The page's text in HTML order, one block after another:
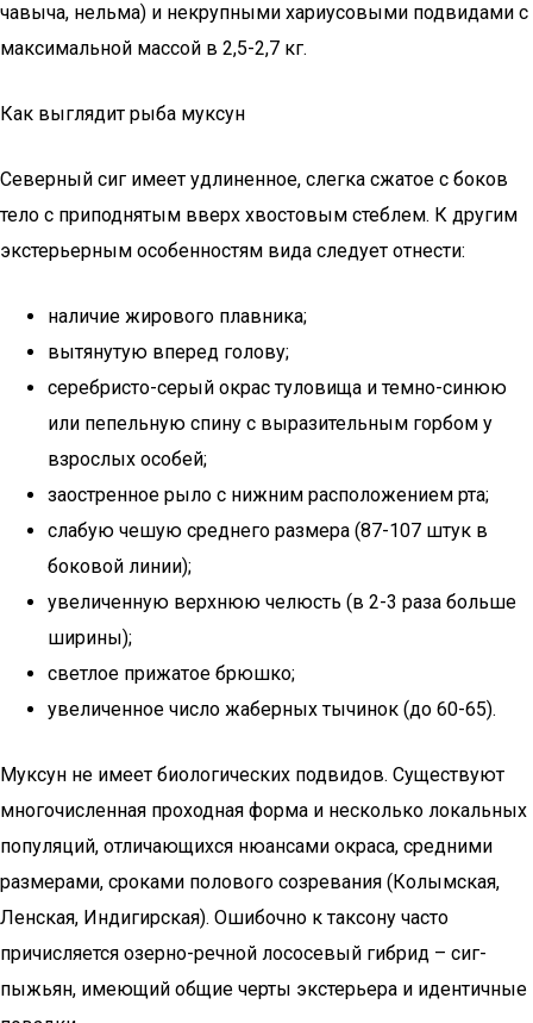
чавыча, нельма) и некрупными хариусовыми подвидами с
максимальной массой в 2,5-2,7 кг.
Как выглядит рыба муксун
Северный сиг имеет удлиненное, слегка сжатое с боков
тело с приподнятым вверх хвостовым стеблем. К другим
экстерьерным особенностям вида следует отнести:
наличие жирового плавника;
вытянутую вперед голову;
серебристо-серый окрас туловища и темно-синюю
или пепельную спину с выразительным горбом у
взрослых особей;
заостренное рыло с нижним расположением рта;
слабую чешую среднего размера (87-107 штук в
боковой линии);
увеличенную верхнюю челюсть (в 2-3 раза больше
ширины);
светлое прижатое брюшко;
увеличенное число жаберных тычинок (до 60-65).
Муксун не имеет биологических подвидов. Существуют
многочисленная проходная форма и несколько локальных
популяций, отличающихся нюансами окраса, средними
размерами, сроками полового созревания (Колымская,
Ленская, Индигирская). Ошибочно к таксону часто
причисляется озерно-речной лососевый гибрид – сиг-
пыжьян, имеющий общие черты экстерьера и идентичные